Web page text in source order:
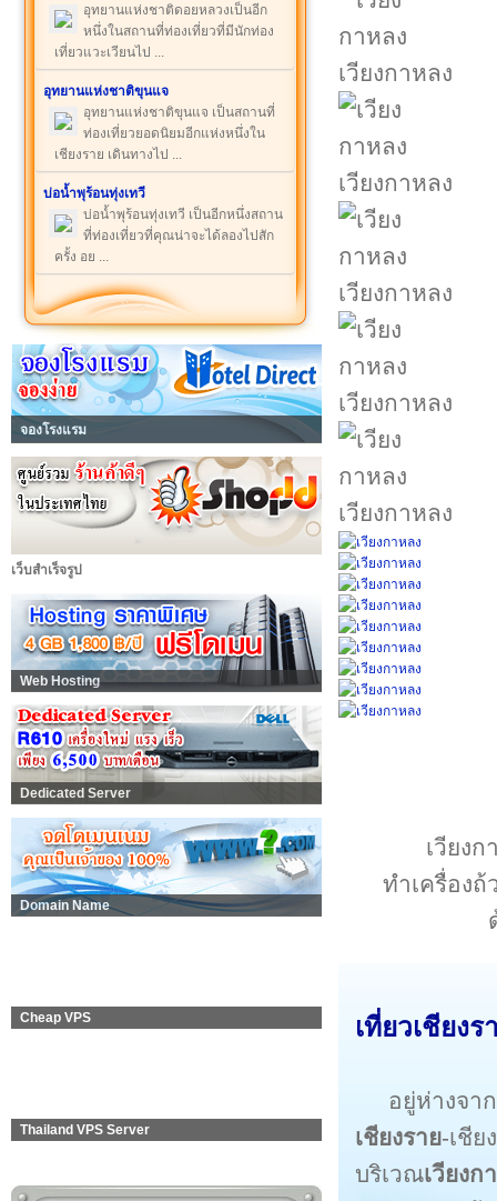
อุทยานแห่งชาติดอยหลวงเป็นอีก
หนึ่งในสถานที่ท่องเที่ยวที่มีนักท่อง
เที่ยวแวะเวียนไป ...
อุทยานแห่งชาติขุนแจ
อุทยานแห่งชาติขุนแจ เป็นสถานที่
ท่องเที่ยวยอดนิยมอีกแห่งหนึ่งใน
เชียงราย เดินทางไป ...
บ่อน้ำพุร้อนทุ่งเทวี
บ่อน้ำพุร้อนทุ่งเทวี เป็นอีกหนึ่งสถาน
ที่ท่องเที่ยวที่คุณน่าจะได้ลองไปสัก
ครั้ง อย ...
จองโรงแรม
เว็บสำเร็จรูป
Web Hosting
Dedicated Server
Domain Name
Cheap VPS
Thailand VPS Server
เวียงกาหลง
เวียงกาหลง
เวียงกาหลง
เวียงกาหลง
เวียงกาหลง
เวียง
ทำเครื่อง
เที่ยวเชียงร
อยู่ห่างจา
เชียงราย-เชีย
บริเวณเวียงก